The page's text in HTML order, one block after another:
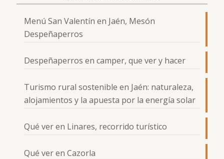
Menú San Valentín en Jaén, Mesón
Despeñaperros
Despeñaperros en camper, que ver y hacer
Turismo rural sostenible en Jaén: naturaleza,
alojamientos y la apuesta por la energía solar
Qué ver en Linares, recorrido turístico
Qué ver en Cazorla